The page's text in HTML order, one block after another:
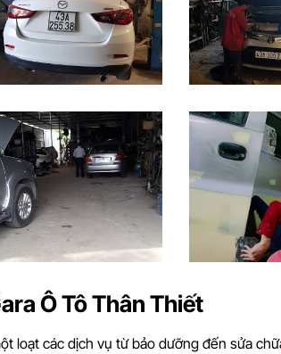
Ô Tô Thân Thiết
loạt các dịch vụ từ bảo dưỡng đến sửa